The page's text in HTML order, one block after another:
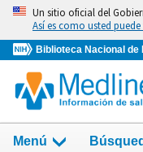
Omita
vaya
al
Contenido
Un sitio oficial del
Así es como usted
Biblioteca Nacional de
Menú
Mostrar